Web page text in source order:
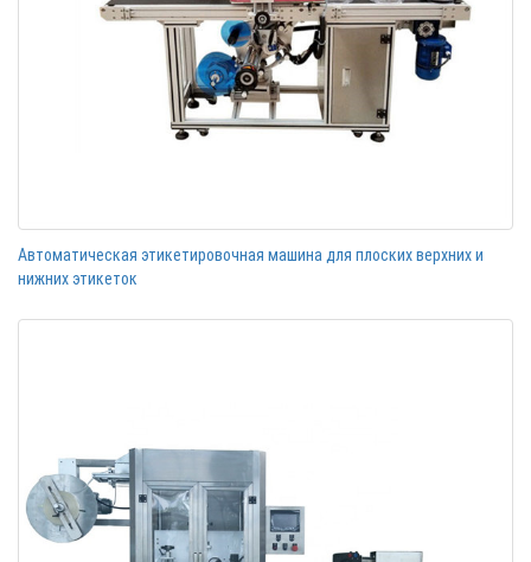
Автоматическая этикетировочная машина для плоских верхних и
нижних этикеток